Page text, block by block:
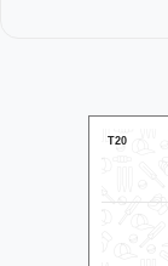
T20